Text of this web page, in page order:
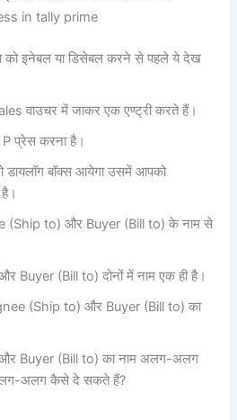
in tally prime
को इनेबल या डिसेबल करने से पहले ये देख
वाउचर में जाकर एक एण्ट्री करते हैं।
प्रेस करना है।
बॉक्स आयेगा उसमें आपको
(Ship to) और Buyer (Bill to) के नाम से
Buyer (Bill to) दोनों में नाम एक ही है।
(Ship to) और Buyer (Bill to) का
Buyer (Bill to) का नाम अलग-अलग
अलग-अलग कैसे दे सकते हैं?